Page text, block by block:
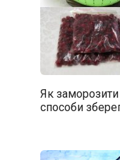
Як
способи